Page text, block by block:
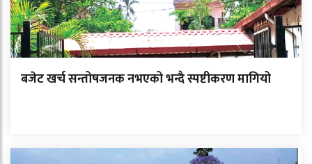
बजेट खर्च सन्तोषजनक नभएको भन्दै स्पष्टीकरण मागियो